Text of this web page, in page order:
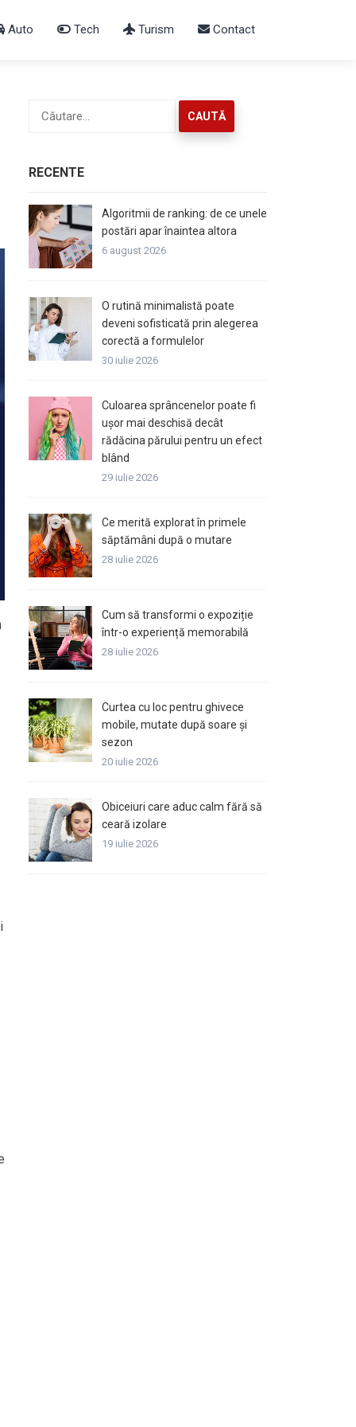
Auto Tech Turism Contact
după:
RECENTE
Algoritmii de ranking: de ce unele
postări apar înaintea altora
6 august 2026
O rutină minimalistă poate
deveni sofisticată prin alegerea
corectă a formulelor
30 iulie 2026
Culoarea sprâncenelor poate fi
ușor mai deschisă decât
rădăcina părului pentru un efect
blând
29 iulie 2026
Ce merită explorat în primele
săptămâni după o mutare
28 iulie 2026
Cum să transformi o expoziție
într-o experiență memorabilă
28 iulie 2026
Curtea cu loc pentru ghivece
mobile, mutate după soare și
sezon
20 iulie 2026
Obiceiuri care aduc calm fără să
ceară izolare
19 iulie 2026